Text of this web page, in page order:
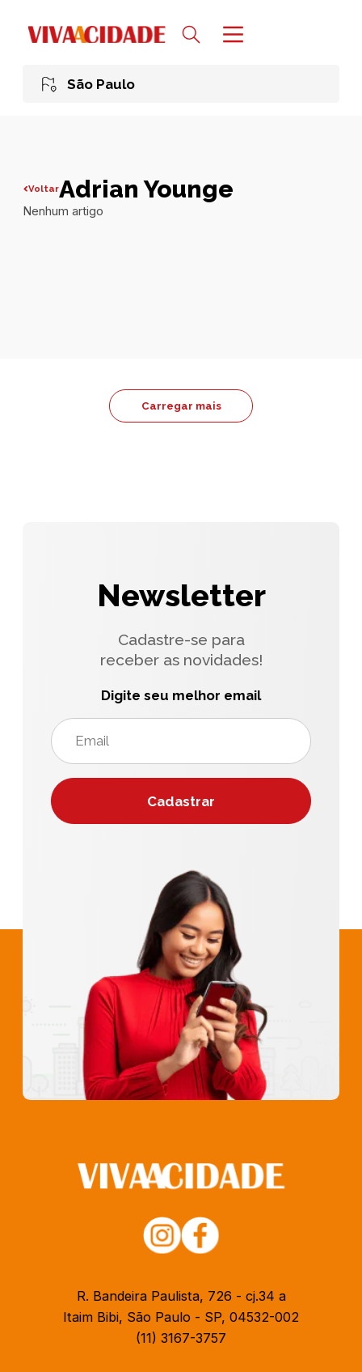
São Paulo
VoltarAdrian Younge
Nenhum artigo
Carregar mais
Newsletter
Cadastre-se para
receber as novidades!
Digite seu melhor email
R. Bandeira Paulista, 726 - cj.34 a
Itaim Bibi, São Paulo - SP, 04532-002
(11) 3167-3757